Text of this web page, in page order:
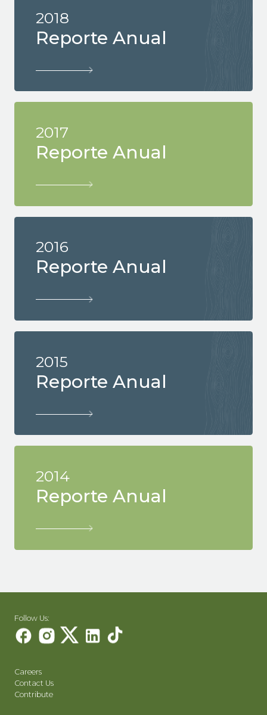
2018
Reporte Anual
2017
Reporte Anual
2016
Reporte Anual
2015
Reporte Anual
2014
Reporte Anual
Follow Us:
Careers
Contact Us
Contribute